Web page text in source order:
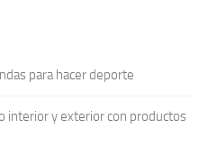
para hacer deporte
interior y exterior con productos